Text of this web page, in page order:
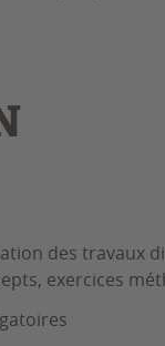
des travaux
exercices